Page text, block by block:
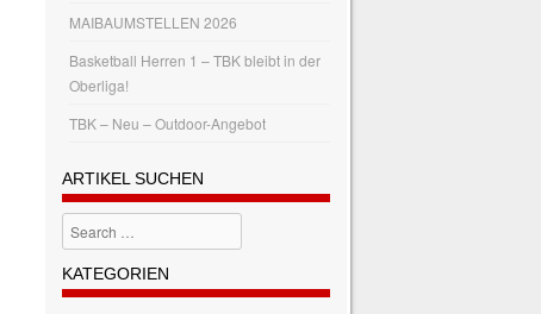
MAIBAUMSTELLEN 2026
Basketball Herren 1 – TBK bleibt in der
Oberliga!
TBK – Neu – Outdoor-Angebot
ARTIKEL SUCHEN
Search
KATEGORIEN